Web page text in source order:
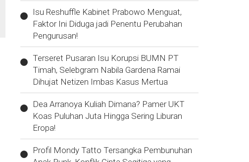
Isu Reshuffle Kabinet Prabowo Menguat,
Faktor Ini Diduga jadi Penentu Perubahan
Pengurusan!
Terseret Pusaran Isu Korupsi BUMN PT
Timah, Selebgram Nabila Gardena Ramai
Dihujat Netizen Imbas Kasus Mertua
Dea Arranoya Kuliah Dimana? Pamer UKT
Koas Puluhan Juta Hingga Sering Liburan
Eropa!
Profil Mondy Tatto Tersangka Pembunuhan